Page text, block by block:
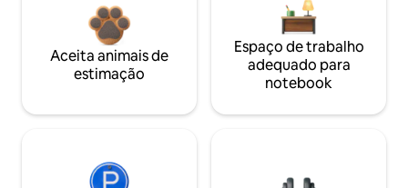
Aceita animais de
estimação
Espaço de trabalho
adequado para
notebook